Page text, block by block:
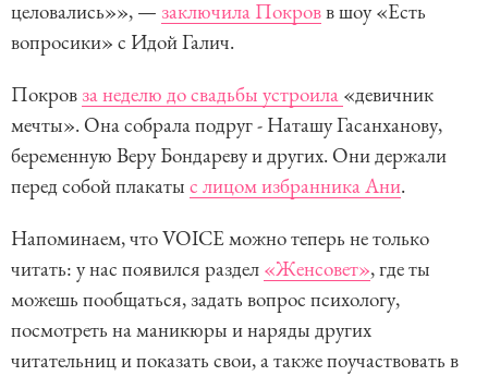
целовались»», — заключила Покровв шоу «Есть
вопросики» с Идой Галич.
Покров за неделю до свадьбы устроила «девичник
мечты». Она собрала подруг - Наташу Гасанханову,
беременную Веру Бондареву и других. Они держали
перед собой плакаты с лицом избранника Ани.
Напоминаем, что VOICE можно теперь не только
читать: у нас появился раздел «Женсовет», где ты
можешь пообщаться, задать вопрос психологу,
посмотреть на маникюры и наряды других
читательниц и показать свои, а также поучаствовать в